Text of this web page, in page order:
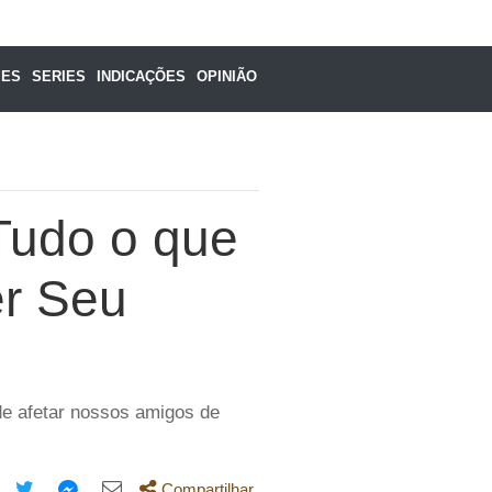
SERIES INDICAÇÕES OPINIÃO
o que
Seu
afetar nossos amigos de